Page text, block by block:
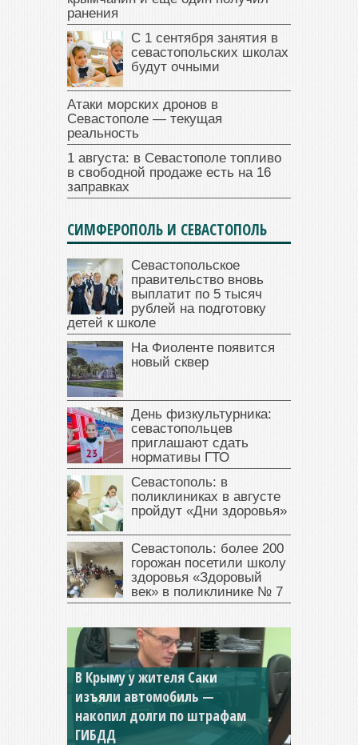
ранения
С 1 сентября занятия в
севастопольских школах
будут очными
Атаки морских дронов в
Севастополе — текущая
реальность
1 августа: в Севастополе топливо
в свободной продаже есть на 16
заправках
СИМФЕРОПОЛЬ И СЕВАСТОПОЛЬ
Севастопольское
правительство вновь
выплатит по 5 тысяч
рублей на подготовку
детей к школе
На Фиоленте появится
новый сквер
День физкультурника:
севастопольцев
приглашают сдать
нормативы ГТО
Севастополь: в
поликлиниках в августе
пройдут «Дни здоровья»
Севастополь: более 200
горожан посетили школу
здоровья «Здоровый
век» в поликлинике № 7
В Крыму у жителя Саки
изъяли автомобиль —
накопил долги по штрафам
ГИБДД
Севастопольская компания
заплатила 877 тысяч рублей
долга — арестовали счета